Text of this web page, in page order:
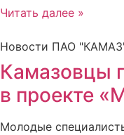
Читать далее »
Новости ПАО
Камазовцы
в проекте
Молодые